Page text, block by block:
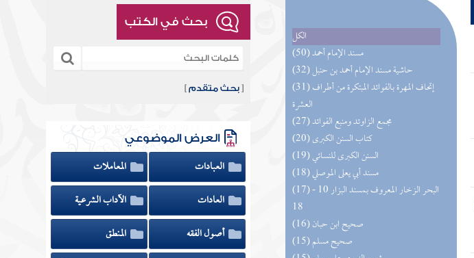
الكل
(50) مسند الإمام أحمد
(32) حاشية مسند الإمام أحمد بن حنبل
(31) إتحاف المهرة بالفوائد المبتكرة من أطراف
العشرة
(27) مجمع الزاوئد ومنبع الفوائد
(20) كتاب السنن الكبرى
(19) السنن الكبرى للنسائي
(18) مسند أبي يعلى الموصلي
(17) البحر الزخار المعروف بمسند البزار 10 -
18
(16) صحيح ابن حبان
(15) صحيح مسلم
بحث في الكتب
[بحث متقدم ]
العرض الموضوعي
العبادات
المعاملات
العادات
الآداب الشرعية
أصول الفقه
المنطق